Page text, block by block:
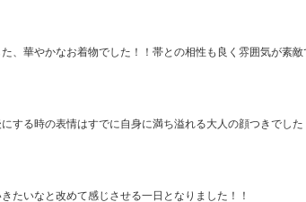
、華やかなお着物でした！！帯との相性も良く雰囲気が素
する時の表情はすでに自身に満ち溢れる大人の顔つきでした
たいなと改めて感じさせる一日となりました！！